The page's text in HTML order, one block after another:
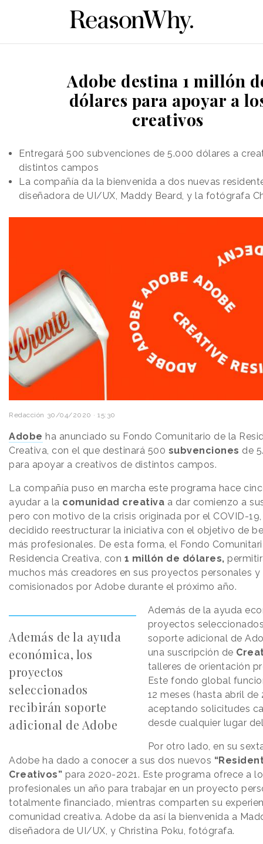
Adobe destina 1 millón
dólares para apoyar a
creativos
Entregará 500 subvenciones de 5.000 dólares a
distintos campos
La compañía da la bienvenida a dos nuevas
diseñadora de UI/UX, Maddy Beard, y la fotógrafa
Redacción 30/04/2020 · 15:30
Adobe ha anunciado su Fondo Comunitario de la
Creativa, con el que destinará 500 subvenciones de
para apoyar a creativos de distintos campos.
La compañía puso en marcha este programa hace
ayudar a la comunidad creativa a dar comienzo a
pero con motivo de la crisis originada por el COVID-
decidido reestructurar la iniciativa con el objetivo de
más profesionales. De esta forma, el Fondo
Residencia Creativa, con 1 millón de dólares,
muchos más creadores en sus proyectos personales
comisionados por Adobe durante el próximo año.
Además de la ayuda
económica, los
proyectos
seleccionados
recibirán soporte
adicional de Adobe
Además de la ayuda
proyectos
soporte adicional de
una suscripción de
talleres de orientación
Este fondo global
12 meses (hasta abril de
aceptando solicitudes
desde cualquier lugar
Por otro lado, en su
Adobe ha dado a conocer a sus dos nuevos
Creativos” para 2020-2021. Este programa ofrece a
profesionales un año para trabajar en un proyecto
totalmente financiado, mientras comparten su
comunidad creativa. Adobe da así la bienvenida a
diseñadora de UI/UX, y Christina Poku, fotógrafa.